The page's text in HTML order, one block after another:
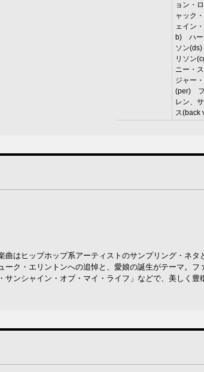
ョン・
ャック
ェイン
b) ハー
ソン
リソン
ニー・
ジャー
(per) フ
レン、
ス(back
はヒップホップ系アーティストのサンプリング・ネタ
ク・エリントンへの追悼と、愛娘の誕生がテーマ。フ
ンシャイン・オブ・マイ・ライフ」などで、美しく豊